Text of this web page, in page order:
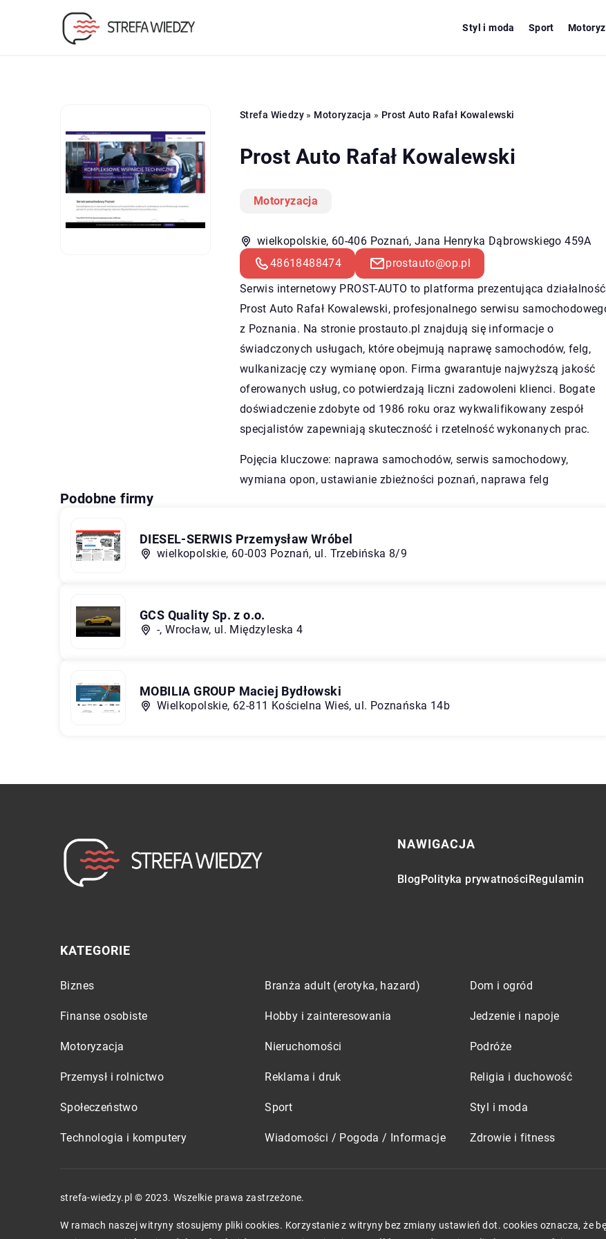
Styl i moda Sport
Strefa Wiedzy» Motoryzacja » Prost Auto Rafał Kowalewski
Prost Auto Rafał Kowalewski
Motoryzacja
wielkopolskie, 60-406 Poznań, Jana Henryka Dąbrowskiego 459A
48618488474
prostauto@op.pl
Serwis internetowy PROST-AUTO to platforma prezentująca działalność
Prost Auto Rafał Kowalewski, profesjonalnego serwisu
z Poznania. Na stronie prostauto.pl znajdują się informacje o
świadczonych usługach, które obejmują naprawę samochodów, felg,
wulkanizację czy wymianę opon. Firma gwarantuje najwyższą jakość
oferowanych usług, co potwierdzają liczni zadowoleni klienci. Bogate
doświadczenie zdobyte od 1986 roku oraz wykwalifikowany zespół
specjalistów zapewniają skuteczność i rzetelność wykonanych prac.
Pojęcia kluczowe: naprawa samochodów, serwis samochodowy,
wymiana opon, ustawianie zbieżności poznań, naprawa felg
Podobne firmy
DIESEL-SERWIS Przemysław Wróbel
wielkopolskie, 60-003 Poznań, ul. Trzebińska 8/9
GCS Quality Sp. z o.o.
-, Wrocław, ul. Międzyleska 4
MOBILIA GROUP Maciej Bydłowski
Wielkopolskie, 62-811 Kościelna Wieś, ul. Poznańska 14b
NAWIGACJA
BlogPolityka prywatnościRegulamin
KATEGORIE
Biznes Branża adult (erotyka, hazard) Dom i ogród
Finanse osobiste Hobby i zainteresowania Jedzenie i napoje
Motoryzacja Nieruchomości Podróże
Przemysł i rolnictwo Reklama i druk Religia i duchowość
Społeczeństwo Sport Styl i moda
Technologia i komputery Wiadomości / Pogoda / Informacje Zdrowie i fitness
strefa-wiedzy.pl © 2023. Wszelkie prawa zastrzeżone.
W ramach naszej witryny stosujemy pliki cookies. Korzystanie z witryny bez zmiany ustawień dot. cookies oznacza, że